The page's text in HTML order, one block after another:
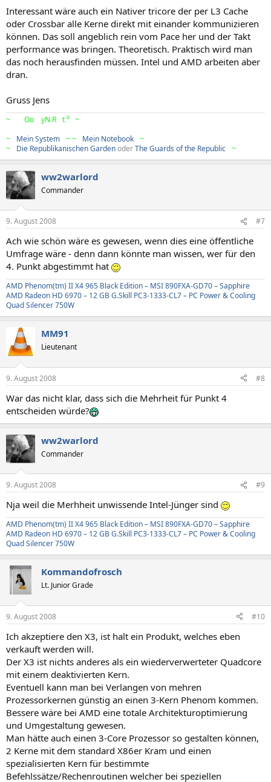
Interessant wäre auch ein Nativer tricore der per L3 Cache
oder Crossbar alle Kerne direkt mit einander kommunizieren
können. Das soll angeblich rein vom Pace her und der Takt
performance was bringen. Theoretisch. Praktisch wird man
das noch herausfinden müssen. Intel und AMD arbeiten aber
dran.
Gruss Jens
~ Oo yN R t ³ ~
~
Mein System ~~ Mein Notebook ~
~
Die Republikanischen GardenoderThe Guards of the Republic ~
ww2warlord
Commander
9. August 2008 #7
Ach wie schön wäre es gewesen, wenn dies eine öffentliche
Umfrage wäre - denn dann könnte man wissen, wer für den
4. Punkt abgestimmt hat
AMD Phenom(tm) II X4 965 Black Edition – MSI 890FXA-GD70 – Sapphire
AMD Radeon HD 6970 – 12 GB G.Skill PC3-1333-CL7 – PC Power & Cooling
Quad Silencer 750W
MM91
Lieutenant
9. August 2008 #8
War das nicht klar, dass sich die Mehrheit für Punkt 4
entscheiden würde?
ww2warlord
Commander
9. August 2008 #9
Nja weil die Merhheit unwissende Intel-Jünger sind
AMD Phenom(tm) II X4 965 Black Edition – MSI 890FXA-GD70 – Sapphire
AMD Radeon HD 6970 – 12 GB G.Skill PC3-1333-CL7 – PC Power & Cooling
Quad Silencer 750W
Kommandofrosch
Lt. Junior Grade
9. August 2008 #10
Ich akzeptiere den X3, ist halt ein Produkt, welches eben
verkauft werden will.
Der X3 ist nichts anderes als ein wiederverwerteter Quadcore
mit einem deaktivierten Kern.
Eventuell kann man bei Verlangen von mehren
Prozessorkernen günstig an einen 3-Kern Phenom kommen.
Bessere wäre bei AMD eine totale Architekturoptimierung
und Umgestaltung gewesen.
Man hätte auch einen 3-Core Prozessor so gestalten können,
2 Kerne mit dem standard X86er Kram und einen
spezialisierten Kern für bestimmte
Befehlssätze/Rechenroutinen welcher bei speziellen